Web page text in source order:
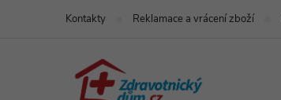
Kontakty Reklamace a vrácení zboží